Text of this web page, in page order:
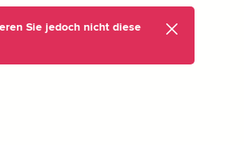
Sie jedoch nicht diese